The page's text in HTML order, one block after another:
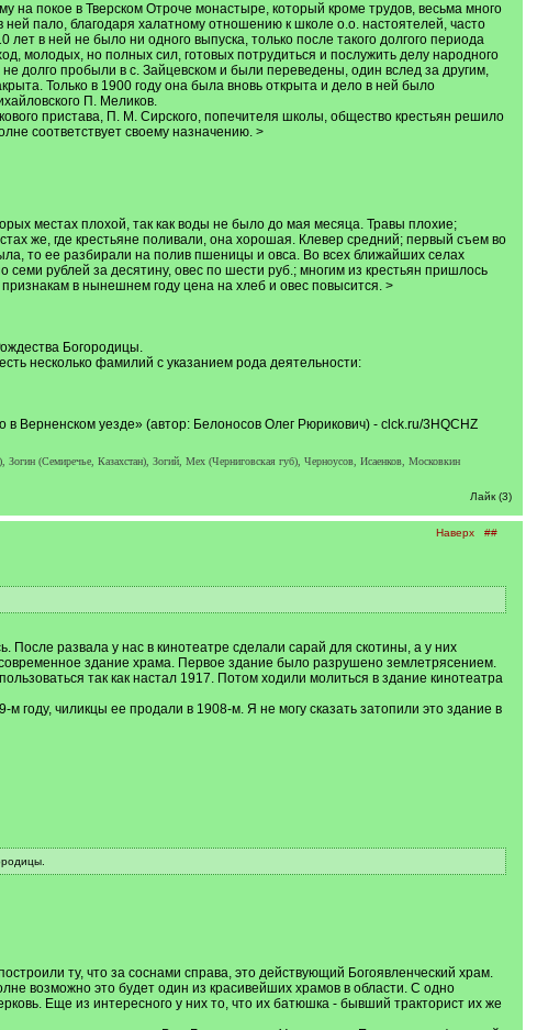
покое в Тверском Отроче монастыре, который кроме трудов, весьма много
пало, благодаря халатному отношению к школе о.о. настоятелей, часто
в ней не было ни одного выпуска, только после такого долгого периода
молодых, но полных сил, готовых потрудиться и послужить делу народного
долго пробыли в с. Зайцевском и были переведены, один вслед за другим,
Только в 1900 году она была вновь открыта и дело в ней было
П. Меликов.
пристава, П. М. Сирского, попечителя школы, общество крестьян решило
соответствует своему назначению. >
местах плохой, так как воды не было до мая месяца. Травы плохие;
же, где крестьяне поливали, она хорошая. Клевер средний; первый съем во
то ее разбирали на полив пшеницы и овса. Во всех ближайших селах
рублей за десятину, овес по шести руб.; многим из крестьян пришлось
в нынешнем году цена на хлеб и овес повысится. >
Богородицы.
несколько фамилий с указанием рода деятельности:
Верненском уезде» (автор: Белоносов Олег Рюрикович) - clck.ru/3HQCHZ
(Семиречье, Казахстан), Зогий, Мех (Черниговская губ), Черноусов, Исаенков, Московкин
Лайк (3)
Наверх ##
развала у нас в кинотеатре сделали сарай для скотины, а у них
здание храма. Первое здание было разрушено землетрясением.
так как настал 1917. Потом ходили молиться в здание кинотеатра
году, чиликцы ее продали в 1908-м. Я не могу сказать затопили это здание в
ту, что за соснами справа, это действующий Богоявленческий храм.
возможно это будет один из красивейших храмов в области. С одно
Еще из интересного у них то, что их батюшка - бывший тракторист их же